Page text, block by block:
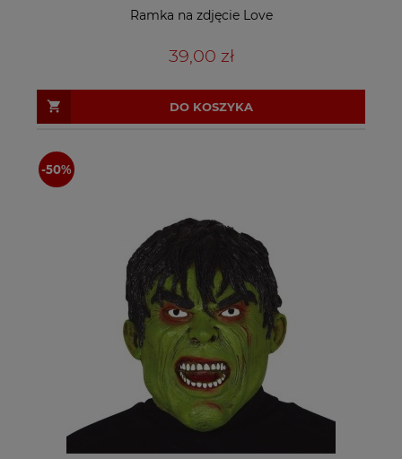
Ramka na zdjęcie Love
39,00 zł
DO KOSZYKA